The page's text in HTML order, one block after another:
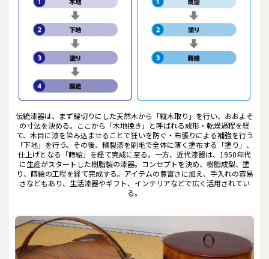
伝統漆器は、まず輪切りにした天然木から「縦木取り」を行い、おおよそ
の寸法を決める。ここから「木地挽き」と呼ばれる成形・乾燥過程を経
て、木目に漆を染み込ませることで狂いを防ぐ・布張りによる補強を行う
「下地」を行う。その後、精製漆を刷毛で全体に薄く塗布する「塗り」、
仕上げとなる「蒔絵」を経て完成に至る。一方、近代漆器は、1950年代
に生産がスタートした樹脂製の漆器。コンセプトを決め、樹脂成型、塗
り、蒔絵の工程を経て完成する。アイテムの豊富さに加え、手入れの容易
さなどもあり、生活漆器やギフト、インテリアなどで広く活用されてい
る。